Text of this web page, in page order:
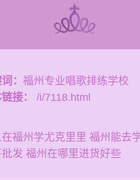
： 福州专业唱歌排练学校
接：
/i/7118.html
福州学尤克里里 福州能去
发 福州在哪里进货好些